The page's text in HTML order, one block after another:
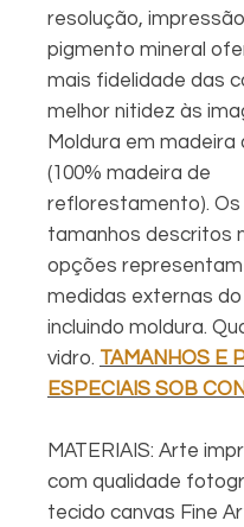
resolução,
pigmento mineral
mais fidelidade das
melhor nitidez às
Moldura em madeira
(100% madeira de
reflorestamento). Os
tamanhos descritos
opções
medidas externas
incluindo moldura.
vidro. TAMANHOS E
ESPECIAIS SOB
MATERIAIS: Arte
com qualidade
tecido canvas Fine